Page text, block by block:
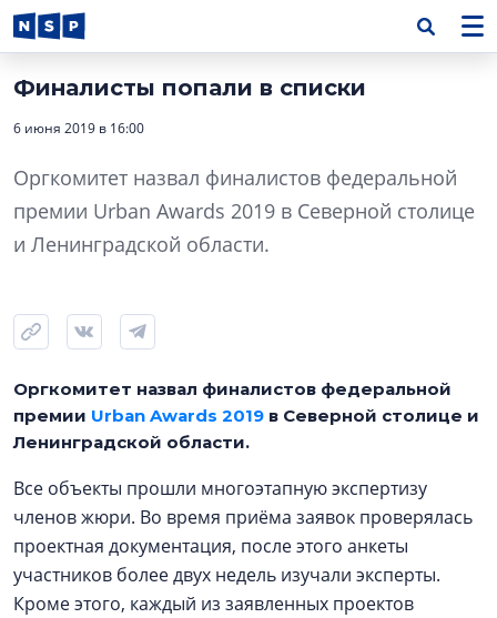
Финалисты попали в списки
6 июня 2019 в 16:00
Оргкомитет назвал финалистов федеральной
премии Urban Awards 2019 в Северной столице
и Ленинградской области.
Оргкомитет назвал финалистов федеральной
премии Urban Awards 2019 в Северной столице и
Ленинградской области.
Все объекты прошли многоэтапную экспертизу
членов жюри. Во время приёма заявок проверялась
проектная документация, после этого анкеты
участников более двух недель изучали эксперты.
Кроме этого, каждый из заявленных проектов